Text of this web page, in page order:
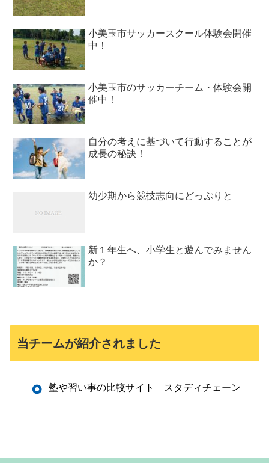
小美玉市サッカースクール体験会開催
中！
小美玉市のサッカーチーム・体験会開
催中！
自分の考えに基づいて行動することが
成長の秘訣！
幼少期から競技志向にどっぷりと
新１年生へ、小学生と遊んでみません
か？
当チームが紹介されました
塾や習い事の比較サイト スタディチェーン